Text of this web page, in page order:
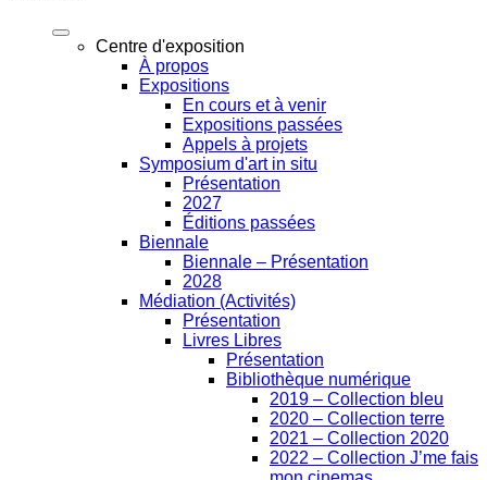
Centre d'exposition
À propos
Expositions
En cours et à venir
Expositions passées
Appels à projets
Symposium d'art in situ
Présentation
2027
Éditions passées
Biennale
Biennale – Présentation
2028
Médiation (Activités)
Présentation
Livres Libres
Présentation
Bibliothèque numérique
2019 – Collection bleu
2020 – Collection terre
2021 – Collection 2020
2022 – Collection J’me fais